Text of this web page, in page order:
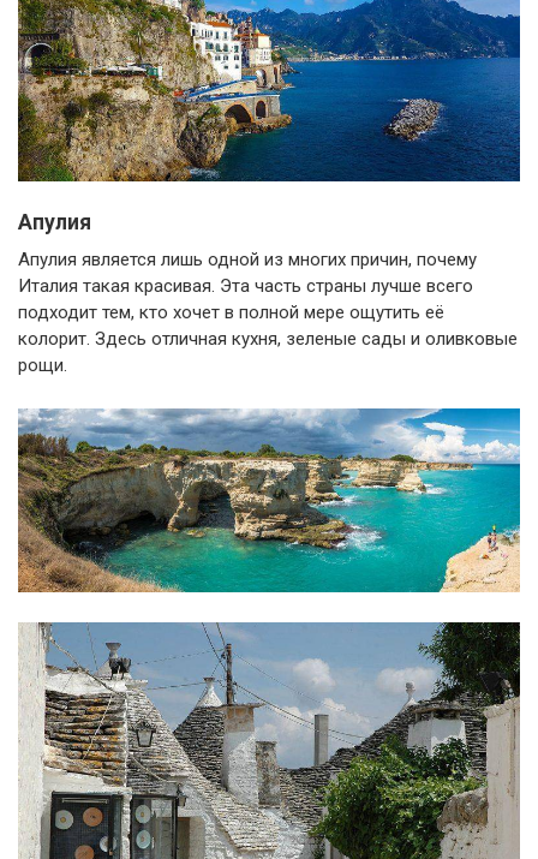
Апулия
Апулия является лишь одной из многих причин, почему
Италия такая красивая. Эта часть страны лучше всего
подходит тем, кто хочет в полной мере ощутить её
колорит. Здесь отличная кухня, зеленые сады и оливковые
рощи.